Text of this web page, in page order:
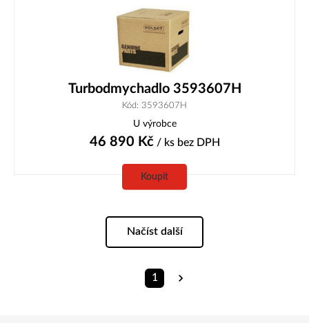
Turbodmychadlo 3593607H
Kód: 3593607H
U výrobce
46 890 Kč/ ks bez DPH
Koupit
Načíst další
1